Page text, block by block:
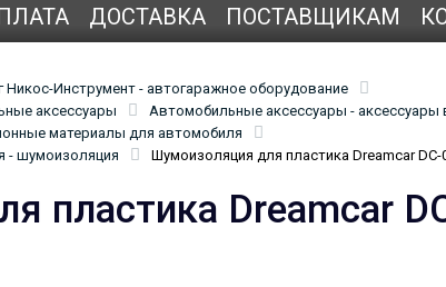
ДОСТАВКА ПОСТАВЩИКАМ
Никос-Инструмент - автогаражное оборудование
аксессуары
Автомобильные аксессуары - аксессуары
материалы для автомобиля
- шумоизоляция
Шумоизоляция для пластика Dreamcar DC-
пластика Dreamcar